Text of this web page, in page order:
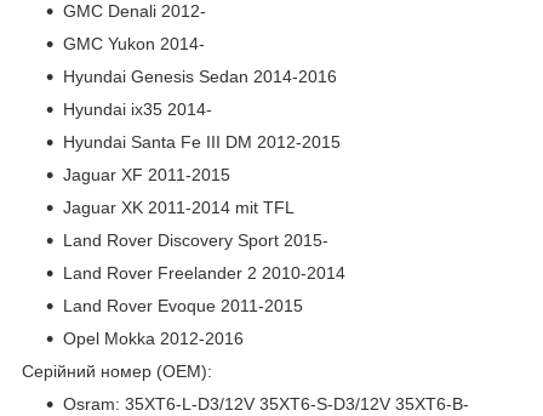
GMC Denali 2012-
GMC Yukon 2014-
Hyundai Genesis Sedan 2014-2016
Hyundai ix35 2014-
Hyundai Santa Fe III DM 2012-2015
Jaguar XF 2011-2015
Jaguar XK 2011-2014 mit TFL
Land Rover Discovery Sport 2015-
Land Rover Freelander 2 2010-2014
Land Rover Evoque 2011-2015
Opel Mokka 2012-2016
Серійний номер (ОЕМ):
Osram: 35XT6-L-D3/12V 35XT6-S-D3/12V 35XT6-B-